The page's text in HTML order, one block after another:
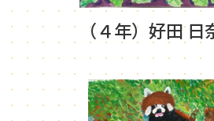
（４年）好田 日